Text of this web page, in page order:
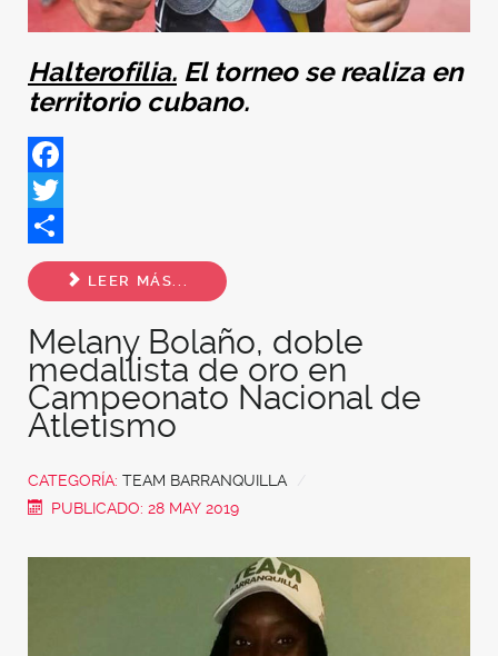
Halterofilia. El torneo se realiza en
territorio cubano.
Facebook
Twitter
Share
LEER MÁS...
Melany Bolaño, doble
medallista de oro en
Campeonato Nacional de
Atletismo
CATEGORÍA: TEAM BARRANQUILLA
PUBLICADO: 28 MAY 2019